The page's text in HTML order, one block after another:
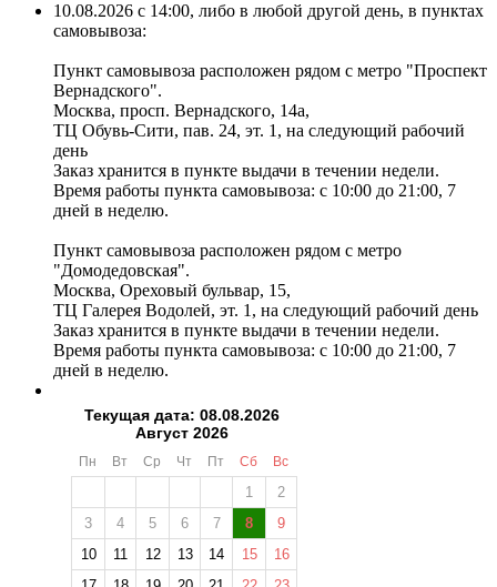
10.08.2026 с 14:00, либо в любой другой день, в пунктах
самовывоза:
Пункт самовывоза расположен рядом с метро "Проспект
Вернадского".
Москва, просп. Вернадского, 14а,
ТЦ Обувь-Сити, пав. 24, эт. 1, на следующий рабочий
день
Заказ хранится в пункте выдачи в течении недели.
Время работы пункта самовывоза: с 10:00 до 21:00, 7
дней в неделю.
Пункт самовывоза расположен рядом с метро
"Домодедовская".
Москва, Ореховый бульвар, 15,
ТЦ Галерея Водолей, эт. 1, на следующий рабочий день
Заказ хранится в пункте выдачи в течении недели.
Время работы пункта самовывоза: с 10:00 до 21:00, 7
дней в неделю.
Текущая дата: 08.08.2026
Август 2026
Пн Вт Ср Чт Пт Сб Вс
1
2
3
4 5 6 7 8
9
10
11 12 13 14 15
16